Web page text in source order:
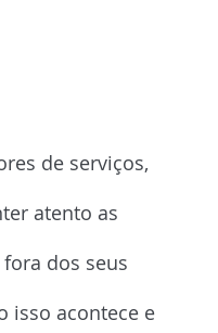
de serviços,
atento as
dos seus
isso acontece e